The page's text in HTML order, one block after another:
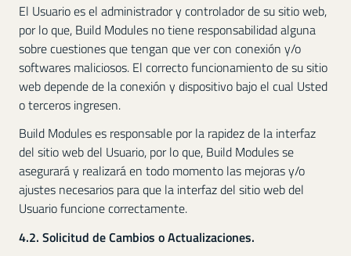
El Usuario es el administrador y controlador de su sitio web,
por lo que, Build Modules no tiene responsabilidad alguna
sobre cuestiones que tengan que ver con conexión y/o
softwares maliciosos. El correcto funcionamiento de su sitio
web depende de la conexión y dispositivo bajo el cual Usted
o terceros ingresen.
Build Modules es responsable por la rapidez de la interfaz
del sitio web del Usuario, por lo que, Build Modules se
asegurará y realizará en todo momento las mejoras y/o
ajustes necesarios para que la interfaz del sitio web del
Usuario funcione correctamente.
4.2. Solicitud de Cambios o Actualizaciones.